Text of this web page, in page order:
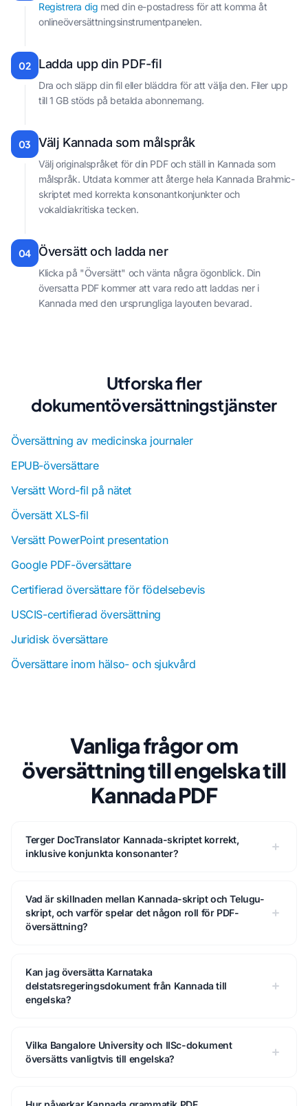
Registrera dig med din e-postadress för att komma åt
onlineöversättningsinstrumentpanelen.
02 Ladda upp din PDF-fil
Dra och släpp din fil eller bläddra för att välja den. Filer upp
till 1 GB stöds på betalda abonnemang.
03 Välj Kannada som målspråk
Välj originalspråket för din PDF och ställ in Kannada som
målspråk. Utdata kommer att återge hela Kannada Brahmic-
skriptet med korrekta konsonantkonjunkter och
vokaldiakritiska tecken.
04 Översätt och ladda ner
Klicka på "Översätt" och vänta några ögonblick. Din
översatta PDF kommer att vara redo att laddas ner i
Kannada med den ursprungliga layouten bevarad.
Utforska fler
dokumentöversättningstjänster
Översättning av medicinska journaler
EPUB-översättare
Versätt Word-fil på nätet
Översätt XLS-fil
Versätt PowerPoint presentation
Google PDF-översättare
Certifierad översättare för födelsebevis
USCIS-certifierad översättning
Juridisk översättare
Översättare inom hälso- och sjukvård
Vanliga frågor om
översättning till engelska till
Kannada PDF
Terger DocTranslator Kannada-skriptet korrekt,
inklusive konjunkta konsonanter?
Vad är skillnaden mellan Kannada-skript och Telugu-
skript, och varför spelar det någon roll för PDF-
översättning?
Kan jag översätta Karnataka
delstatsregeringsdokument från Kannada till
engelska?
Vilka Bangalore University och IISc-dokument
översätts vanligtvis till engelska?